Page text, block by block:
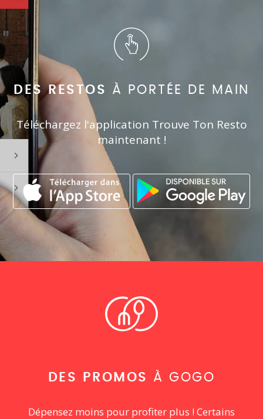
DES RESTOS À PORTÉE DE MAIN
Téléchargez l'application Trouve Ton Resto
maintenant !
DES PROMOS À GOGO
Dépensez moins pour profiter plus ! Certains